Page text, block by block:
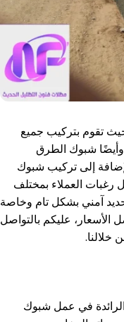
تقوم بتركيب جميع
وأيضًا شبوك الطرق
إلى تركيب شبوك
رغبات العملاء بمختلف
آمني بشكل تام وخاصة
الأسعار، عليكم بالتواصل
خلالنا.
في عمل شبوك